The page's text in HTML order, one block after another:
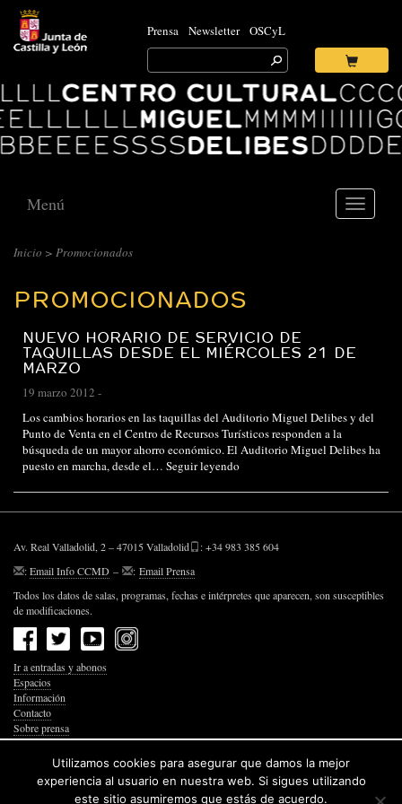
Prensa Newsletter OSCyL
Search
for:
Ok
Centro
Cultural
Miguel
Delibes
Toggle
Menú
CENTRO
MIGUEL
DELIBES
::
ARCHIVO
Inicio > Promocionados
PROMOCIONADOS
NUEVO HORARIO DE SERVICIO DE
TAQUILLAS DESDE EL MIÉRCOLES 21 DE
MARZO
19 marzo 2012 -
Los cambios horarios en las taquillas del Auditorio Miguel Delibes y del
Punto de Venta en el Centro de Recursos Turísticos responden a la
búsqueda de un mayor ahorro económico. El Auditorio Miguel Delibes ha
puesto en marcha, desde el… Seguir leyendo
Av. Real Valladolid, 2 – 47015 Valladolid
: +34 983 385 604
:Email Info CCMD – : Email Prensa
Todos los datos de salas, programas, fechas e intérpretes que aparecen, son susceptibles
de modificaciones.
Ir a entradas y abonos
Espacios
Información
Contacto
Sobre prensa
Política de Privacidad
Política de Cookies
Accesibilidad Web
Utilizamos cookies para asegurar que damos la mejor
experiencia al usuario en nuestra web. Si sigues utilizando
este sitio asumiremos que estás de acuerdo.